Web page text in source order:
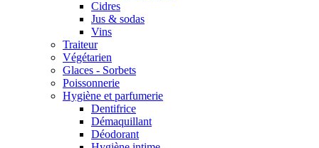
Cidres
Jus & sodas
Vins
Traiteur
Végétarien
Glaces - Sorbets
Poissonnerie
Hygiène et parfumerie
Dentifrice
Démaquillant
Déodorant